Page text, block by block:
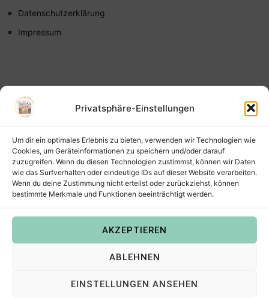
Privatsphäre-Einstellungen
Um dir ein optimales Erlebnis zu bieten, verwenden wir Technologien wie
Cookies, um Geräteinformationen zu speichern und/oder darauf
zuzugreifen. Wenn du diesen Technologien zustimmst, können wir Daten
wie das Surfverhalten oder eindeutige IDs auf dieser Website verarbeiten.
Wenn du deine Zustimmung nicht erteilst oder zurückziehst, können
bestimmte Merkmale und Funktionen beeinträchtigt werden.
AKZEPTIEREN
ABLEHNEN
EINSTELLUNGEN ANSEHEN
Datenschutzerklärung
Impressum
Copyright © 2022Steffis Kreativkiste – Plotterdateien,
Digistamps und Freebies in SVG, PNG, DXF, EPS & PDF